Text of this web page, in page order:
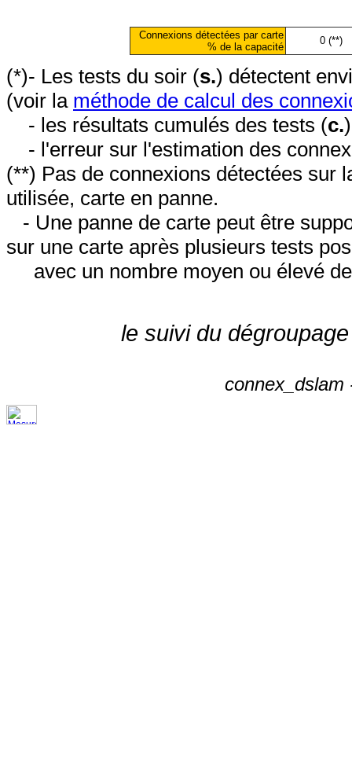
Connexions détectées par carte
% de la capacité
0 (**)
(*)- Les tests du soir (s.) détectent
(voir la méthode de calcul des
- les résultats cumulés des tests (c.
- l'erreur sur l'estimation des
(**) Pas de connexions détectées sur
utilisée, carte en panne.
- Une panne de carte peut être
sur une carte après plusieurs tests
avec un nombre moyen ou élevé
le suivi du
connex_dslam